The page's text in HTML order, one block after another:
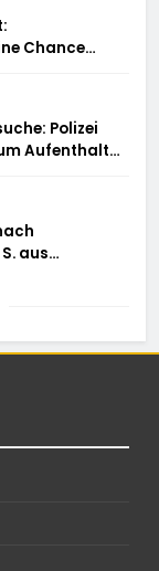
Chance
Polizei
Aufenthalt
aus